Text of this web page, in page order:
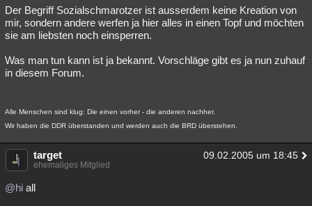
Der Begriff Sozialschmarotzer ist ausserdem keine Kreation von
mir, sondern andere werfen ja hier alles in einen Topf und möchten
sie am liebsten noch einsperren.
Was man tun kann ist ja bekannt. Vorschläge gibt es ja nun zuhauf
in diesem Forum.
Alle Menschen sind klug: Die einen vorher - die anderen nachher.
Wir haben die DDR überstanden und werden auch die BRD überstehen.
target 09.02.2005 um 18:45
ehemaliges Mitglied
@hi all